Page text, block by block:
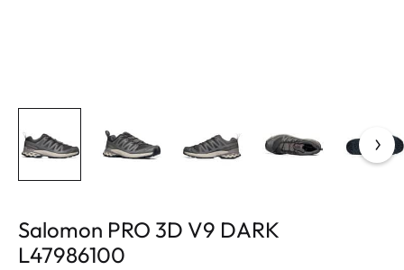
Salomon PRO 3D V9 DARK
L47986100